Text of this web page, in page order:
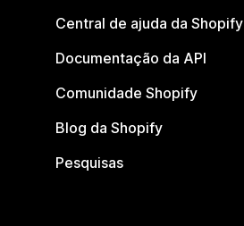
Central de ajuda da Shopify
Documentação da API
Comunidade Shopify
Blog da Shopify
Pesquisas